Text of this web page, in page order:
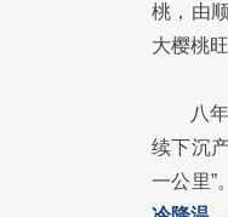
桃，由
大樱桃
八
续下沉
一公里”